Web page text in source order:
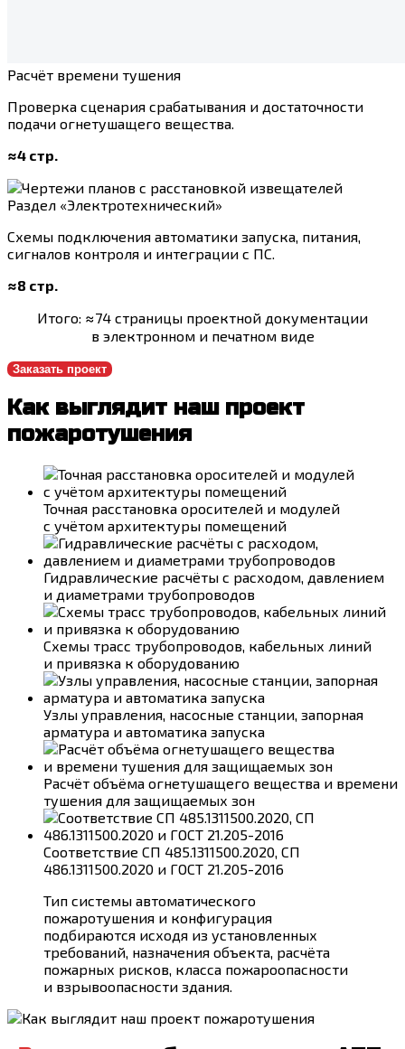
Расчёт времени тушения
Проверка сценария срабатывания и достаточности
подачи огнетушащего вещества.
≈4 стр.
Раздел «Электротехнический»
Схемы подключения автоматики запуска, питания,
сигналов контроля и интеграции с ПС.
≈8 стр.
Итого: ≈74 страницы проектной документации
в электронном и печатном виде
Заказать проект
Как выглядит наш проект
пожаротушения
Точная расстановка оросителей и модулей
с учётом архитектуры помещений
Гидравлические расчёты с расходом, давлением
и диаметрами трубопроводов
Схемы трасс трубопроводов, кабельных линий
и привязка к оборудованию
Узлы управления, насосные станции, запорная
арматура и автоматика запуска
Расчёт объёма огнетушащего вещества и времени
тушения для защищаемых зон
Соответствие СП 485.1311500.2020, СП
486.1311500.2020 и ГОСТ 21.205-2016
Тип системы автоматического
пожаротушения и конфигурация
подбираются исходя из установленных
требований, назначения объекта, расчёта
пожарных рисков, класса пожароопасности
и взрывоопасности здания.